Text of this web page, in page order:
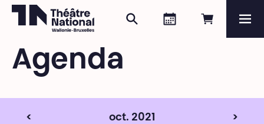
Réserver
Agenda
Rechercher
Agenda
< oct. 2021 >